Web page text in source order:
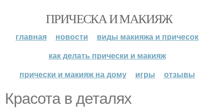
ПРИЧЕСКА И МАКИЯЖ
главная новости
виды макияжа и причесок
как делать прически и макияж
прически и макияж на дому
игры отзывы
Красота в деталях